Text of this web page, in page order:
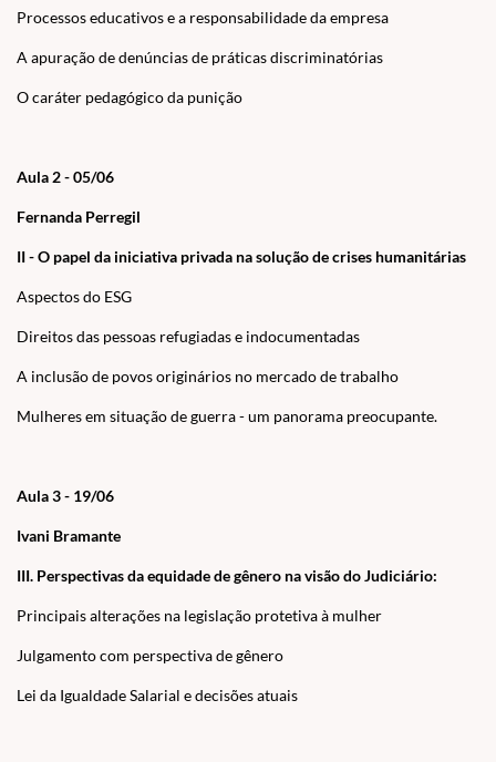
Processos educativos e a responsabilidade da empresa
A apuração de denúncias de práticas discriminatórias
O caráter pedagógico da punição
Aula 2 - 05/06
Fernanda Perregil
II - O papel da iniciativa privada na solução de crises humanitárias
Aspectos do ESG
Direitos das pessoas refugiadas e indocumentadas
A inclusão de povos originários no mercado de trabalho
Mulheres em situação de guerra - um panorama preocupante.
Aula 3 - 19/06
Ivani Bramante
III. Perspectivas da equidade de gênero na visão do Judiciário:
Principais alterações na legislação protetiva à mulher
Julgamento com perspectiva de gênero
Lei da Igualdade Salarial e decisões atuais